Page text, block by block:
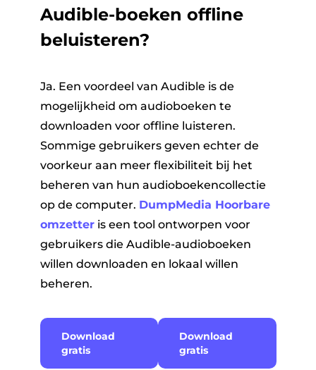
Audible-boeken offline
beluisteren?
Ja. Een voordeel van Audible is de
mogelijkheid om audioboeken te
downloaden voor offline luisteren.
Sommige gebruikers geven echter de
voorkeur aan meer flexibiliteit bij het
beheren van hun audioboekencollectie
op de computer. DumpMedia Hoorbare
omzetteris een tool ontworpen voor
gebruikers die Audible-audioboeken
willen downloaden en lokaal willen
beheren.
Download
gratis
Download
gratis